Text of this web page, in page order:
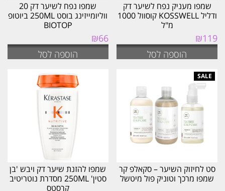
שמפו מעניק נפח לשיער דק
ודליל KOSSWELL קוסוול 1000
מ"ל
₪119
הוספה לסל
שמפו נפח לשיער דק 20
ווליומייזינג בוסט 250ML ביוטופ
BIOTOP
₪66
הוספה לסל
סט לחיזוק השיער – סקאלפ קר
שמפו מרכך וטוניק פול מיטשל
שמפו להזנת שיער דק ויבש 'בן
סטין' 250ML מסדרת נוטריטיב
קרסטס